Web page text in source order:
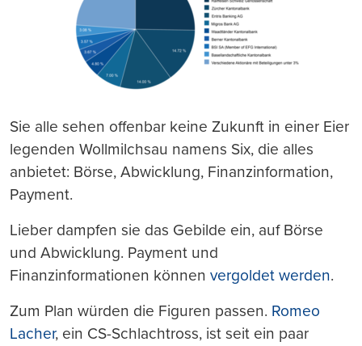
Sie alle sehen offenbar keine Zukunft in einer Eier
legenden Wollmilchsau namens Six, die alles
anbietet: Börse, Abwicklung, Finanzinformation,
Payment.
Lieber dampfen sie das Gebilde ein, auf Börse
und Abwicklung. Payment und
Finanzinformationen können vergoldet werden.
Zum Plan würden die Figuren passen. Romeo
Lacher, ein CS-Schlachtross, ist seit ein paar